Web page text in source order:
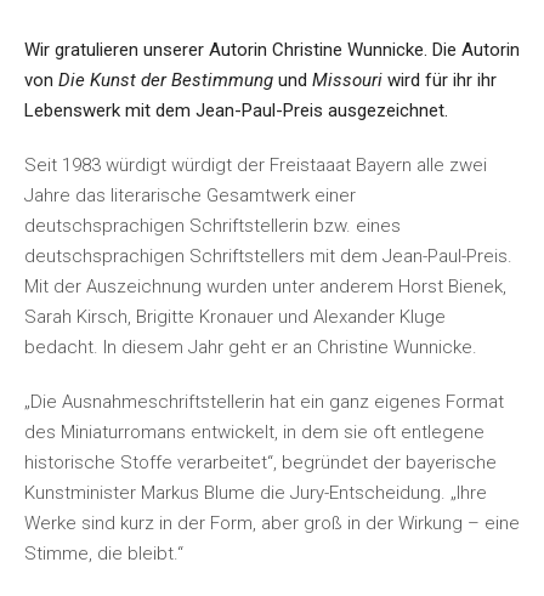
Wir gratulieren unserer Autorin Christine Wunnicke. Die Autorin
von Die Kunst der Bestimmung und Missouri wird für ihr ihr
Lebenswerk mit dem Jean-Paul-Preis ausgezeichnet.
Seit 1983 würdigt würdigt der Freistaaat Bayern alle zwei
Jahre das literarische Gesamtwerk einer
deutschsprachigen Schriftstellerin bzw. eines
deutschsprachigen Schriftstellers mit dem Jean-Paul-Preis.
Mit der Auszeichnung wurden unter anderem Horst Bienek,
Sarah Kirsch, Brigitte Kronauer und Alexander Kluge
bedacht. In diesem Jahr geht er an Christine Wunnicke.
„Die Ausnahmeschriftstellerin hat ein ganz eigenes Format
des Miniaturromans entwickelt, in dem sie oft entlegene
historische Stoffe verarbeitet“, begründet der bayerische
Kunstminister Markus Blume die Jury-Entscheidung. „Ihre
Werke sind kurz in der Form, aber groß in der Wirkung – eine
Stimme, die bleibt.“